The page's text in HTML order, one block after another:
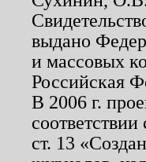
выдано
и массовых
Российская
В 2006 г.
соответствии
ст. 13